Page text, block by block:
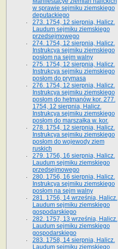
w sprawie sejmiku ziemskiego
deputackiego
273. 1754, 12 sierpnia, Halicz.
Laudum sejmiku ziemskiego
przedsejmowego
274. 1754, 12 sierpnia, Halicz.
Instrukcya sejmiku ziemskiego
posłom na sejm walny
275. 1754, 12 sierpnia, Halicz.
Instrukcya sejmiku ziemskiego
posłom do prymasa
276. 1754, 12 sierpnia, Halicz.
Instrukcya sejmiku ziemskiego
posłom do hetmanów kor. 277.
1754, 12 sierpnia, Halicz.
Instrukcya sejmiku ziemskiego
posłom do marszałka w. kor.
278. 1754, 12 sierpnia, Halicz.
Instrukcya sejmiku ziemskiego
posłom do wojewody ziem
ruskich
279. 1756, 16 sierpnia, Halicz.
Laudum sejmiku ziemskiego
przedsejmowego
280. 1756, 16 sierpnia, Halicz.
Instrukcya sejmiku ziemskiego
posłom na sejm walny
281. 1756, 14 września, Halicz.
Laudum sejmiku ziemskiego
gospodarskiego
282. 1757, 13 września, Halicz.
Laudum sejmiku ziemskiego
gospodarskiego
283. 1758, 14 sierpnia, Halicz.
Laudum sejmiku ziemskiego